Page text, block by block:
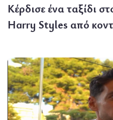
Κέρδισε ένα ταξίδι
Harry Styles από